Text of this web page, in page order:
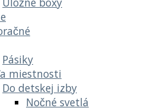
Pásiky
miestnosti
Do detskej izby
Nočné svetlá